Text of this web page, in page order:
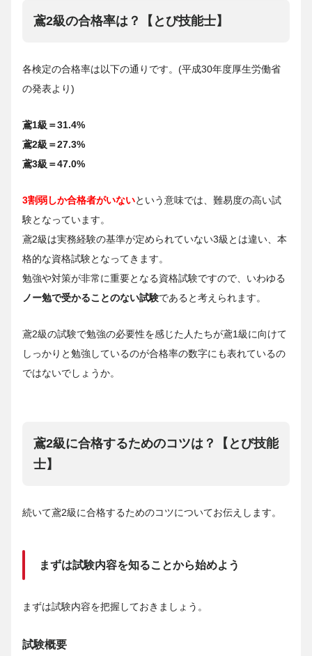
鳶2級の合格率は？【とび技能士】
各検定の合格率は以下の通りです。(平成30年度厚生労働省
の発表より)
鳶1級＝31.4%
鳶2級＝27.3%
鳶3級＝47.0%
3割弱しか合格者がいないという意味では、難易度の高い試
験となっています。
鳶2級は実務経験の基準が定められていない3級とは違い、本
格的な資格試験となってきます。
勉強や対策が非常に重要となる資格試験ですので、いわゆる
ノー勉で受かることのない試験であると考えられます。
鳶2級の試験で勉強の必要性を感じた人たちが鳶1級に向けて
しっかりと勉強しているのが合格率の数字にも表れているの
ではないでしょうか。
鳶2級に合格するためのコツは？【とび技能
士】
続いて鳶2級に合格するためのコツについてお伝えします。
まずは試験内容を知ることから始めよう
まずは試験内容を把握しておきましょう。
試験概要